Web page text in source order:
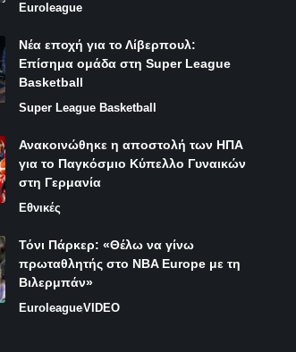
Euroleague
Νέα εποχή για το Λίβερπουλ:
Επίσημα ομάδα στη Super League
Basketball
Super League Basketball
Ανακοινώθηκε η αποστολή των ΗΠΑ
για το Παγκόσμιο Κύπελλο Γυναικών
στη Γερμανία
Εθνικές
Τόνι Πάρκερ: «Θέλω να γίνω
πρωταθλητής στο NBA Europe με τη
Βιλερμπάν»
EuroleagueVIDEO